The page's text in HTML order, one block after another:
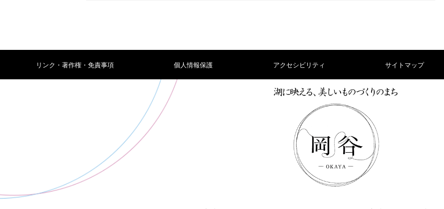
リンク・著作権・免責事項 個人情報保護 アクセシビリティ サイトマップ